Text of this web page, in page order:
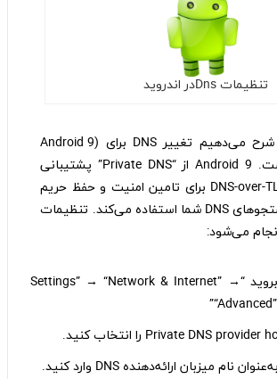
تنظیمات Dnsدر اندروید
تنظیماتی که شرح می‌دهیم تغییر DNS برای (Android 9
(Pie و بالاتر است. Android 9 از “Private DNS” پشتیبانی
می‌کند که از DNS-over-TLS برای تامین امنیت و حفظ حریم
خصوصی در جستجو‌های DNS شما استفاده می‌کند. تنظیمات
می‌شود:
1- به این آدرس بروید “Settings” → “Network & Internet” →